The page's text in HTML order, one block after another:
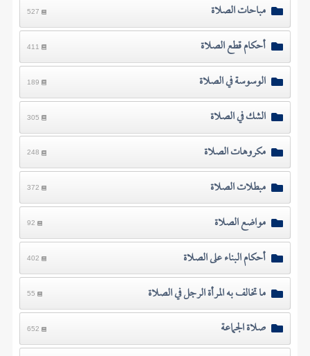
مباحات الصلاة 527
أحكام قطع الصلاة 411
الوسوسة في الصلاة 189
الشك في الصلاة 305
مكروهات الصلاة 248
مبطلات الصلاة 372
مواضع الصلاة 92
أحكام البناء على الصلاة 402
ما تخالف به المرأة الرجل في الصلاة 55
صلاة الجماعة 652